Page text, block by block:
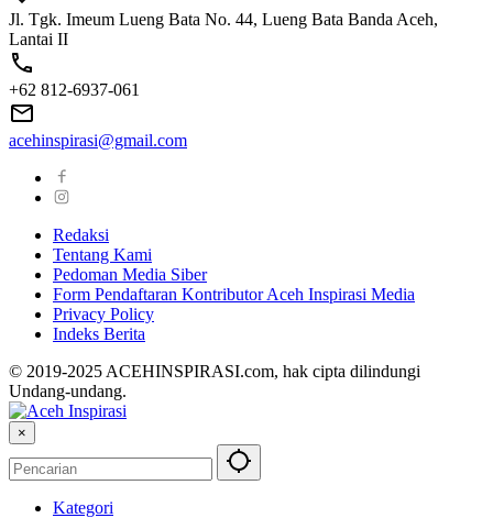
Jl. Tgk. Imeum Lueng Bata No. 44, Lueng Bata Banda Aceh,
Lantai II
+62 812-6937-061
acehinspirasi@gmail.com
Redaksi
Tentang Kami
Pedoman Media Siber
Form Pendaftaran Kontributor Aceh Inspirasi Media
Privacy Policy
Indeks Berita
© 2019-2025 ACEHINSPIRASI.com, hak cipta dilindungi
Undang-undang.
×
Kategori